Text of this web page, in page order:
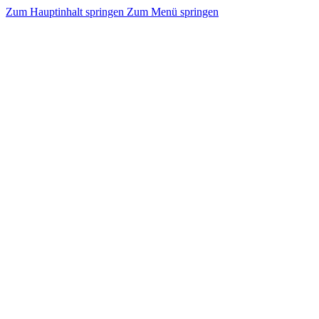
Zum Hauptinhalt springen Zum Menü springen